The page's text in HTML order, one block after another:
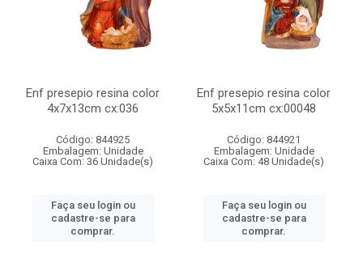
Enf presepio resina color
4x7x13cm cx:036
Código: 844925
Embalagem: Unidade
Caixa Com: 36 Unidade(s)
Faça seu login ou
cadastre-se para
comprar.
Enf presepio resina color
5x5x11cm cx:00048
Código: 844921
Embalagem: Unidade
Caixa Com: 48 Unidade(s)
Faça seu login ou
cadastre-se para
comprar.